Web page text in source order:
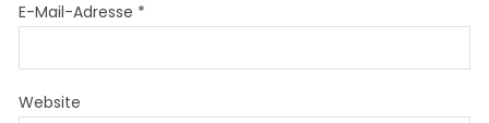
E-Mail-Adresse *
Website